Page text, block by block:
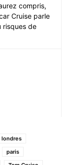
compris,
Cruise parle
risques de
londres
paris